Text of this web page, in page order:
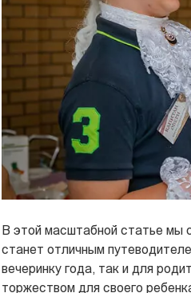
В этой масштабной статье мы
станет отличным
вечеринку года, так и для
торжеством для своего